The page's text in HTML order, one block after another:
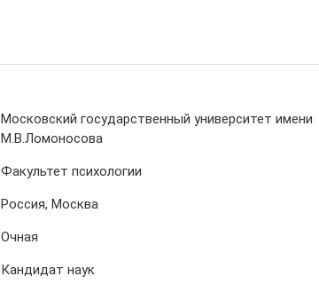
Московский государственный университет имени
М.В.Ломоносова
Факультет психологии
Россия, Москва
Очная
Кандидат наук